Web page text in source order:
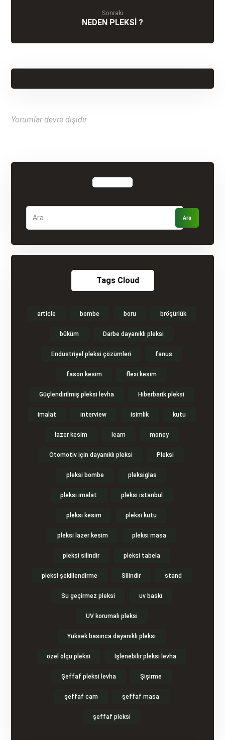
Sonraki
NEDEN PLEKSİ ?
Yorumlar devre dışıdır
Tags Cloud
article bombe boru bröşürlük
büküm Darbe dayanıklı pleksi
Endüstriyel pleksi çözümleri fanus
fason kesim flexi kesim
Güçlendirilmiş pleksi levha Hiberbarik pleksi
imalat interview isimlik kutu
lazer kesim learn money
Otomotiv için dayanıklı pleksi Pleksi
pleksi bombe pleksiglas
pleksi imalat pleksi istanbul
pleksi kesim pleksi kutu
pleksi lazer kesim pleksi masa
pleksi silindir pleksi tabela
pleksi şekillendirme Silindir stand
Su geçirmez pleksi uv baskı
UV korumalı pleksi
Yüksek basınca dayanıklı pleksi
özel ölçü pleksi İşlenebilir pleksi levha
Şeffaf pleksi levha Şişirme
şeffaf cam şeffaf masa
şeffaf pleksi